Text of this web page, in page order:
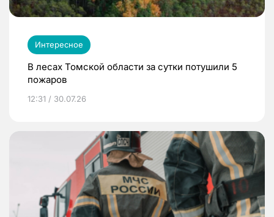
Интересное
В лесах Томской области за сутки потушили 5
пожаров
12:31 / 30.07.26